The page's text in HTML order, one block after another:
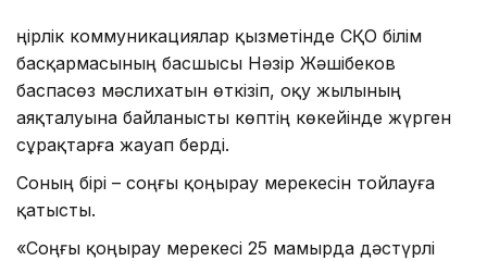
Өңірлік коммуникациялар қызметінде СҚО білім
басқармасының басшысы Нәзір Жәшібеков
баспасөз мәслихатын өткізіп, оқу жылының
аяқталуына байланысты көптің көкейінде жүрген
сұрақтарға жауап берді.
Соның бірі – соңғы қоңырау мерекесін тойлауға
қатысты.
«Соңғы қоңырау мерекесі 25 мамырда дәстүрлі